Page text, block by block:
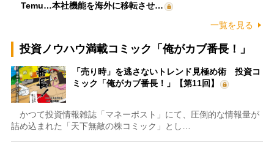
Temu…本社機能を海外に移転させ…
一覧を見る
投資ノウハウ満載コミック「俺がカブ番長！」
「売り時」を逃さないトレンド見極め術 投資コ
ミック「俺がカブ番長！」【第11回】
かつて投資情報雑誌「マネーポスト」にて、圧倒的な情報量が
詰め込まれた「天下無敵の株コミック」とし…